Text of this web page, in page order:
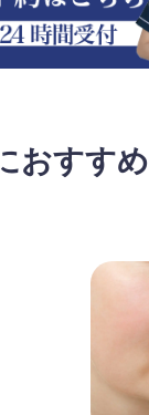
おすすめ